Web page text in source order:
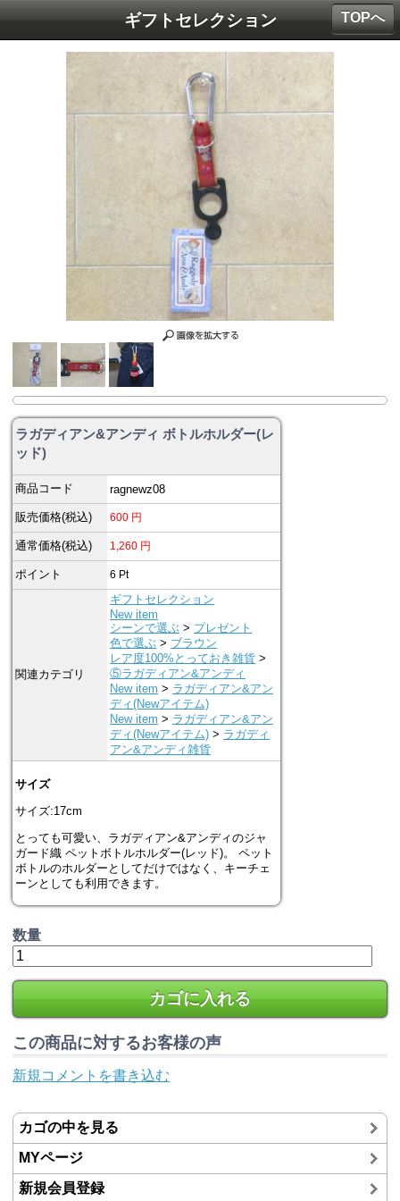
ギフトセレクション
ラガディアン&アンディ ボトルホルダー(レ
ッド)
商品コード ragnewz08
販売価格(税込) 600 円
通常価格(税込) 1,260 円
ポイント 6 Pt
関連カテゴリ
ギフトセレクション
New item
シーンで選ぶ > プレゼント
色で選ぶ > ブラウン
レア度100%とっておき雑貨 >
⑤ラガディアン&アンディ
New item > ラガディアン&アン
ディ(Newアイテム)
New item > ラガディアン&アン
ディ(Newアイテム) > ラガディ
アン&アンディ雑貨
サイズ
サイズ:17cm
とっても可愛い、ラガディアン&アンディのジャ
ガード織 ペットボトルホルダー(レッド)。 ペット
ボトルのホルダーとしてだけではなく、キーチェ
ーンとしても利用できます。
数量
カゴに入れる
この商品に対するお客様の声
新規コメントを書き込む
カゴの中を見る
MYページ
新規会員登録
TOPへ